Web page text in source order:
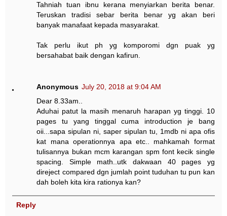
Tahniah tuan ibnu kerana menyiarkan berita benar.
Teruskan tradisi sebar berita benar yg akan beri
banyak manafaat kepada masyarakat.
Tak perlu ikut ph yg komporomi dgn puak yg
bersahabat baik dengan kafirun.
Anonymous July 20, 2018 at 9:04 AM
Dear 8.33am..
Aduhai patut la masih menaruh harapan yg tinggi. 10
pages tu yang tinggal cuma introduction je bang
oii...sapa sipulan ni, saper sipulan tu, 1mdb ni apa ofis
kat mana operationnya apa etc.. mahkamah format
tulisannya bukan mcm karangan spm font kecik single
spacing. Simple math..utk dakwaan 40 pages yg
direject compared dgn jumlah point tuduhan tu pun kan
dah boleh kita kira rationya kan?
Reply